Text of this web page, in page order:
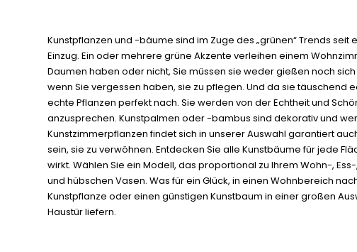
Kunstpflanzen und -bäume sind im Zuge des „grünen“ Trends
Einzug. Ein oder mehrere grüne Akzente verleihen einem
Daumen haben oder nicht, Sie müssen sie weder gießen noch
wenn Sie vergessen haben, sie zu pflegen. Und da sie
echte Pflanzen perfekt nach. Sie werden von der Echtheit und
anzusprechen. Kunstpalmen oder -bambus sind dekorativ und
Kunstzimmerpflanzen findet sich in unserer Auswahl garantiert
sein, sie zu verwöhnen. Entdecken Sie alle Kunstbäume für jede
wirkt. Wählen Sie ein Modell, das proportional zu Ihrem Wohn-,
und hübschen Vasen. Was für ein Glück, in einen Wohnbereich
Kunstpflanze oder einen günstigen Kunstbaum in einer großen
Haustür liefern.